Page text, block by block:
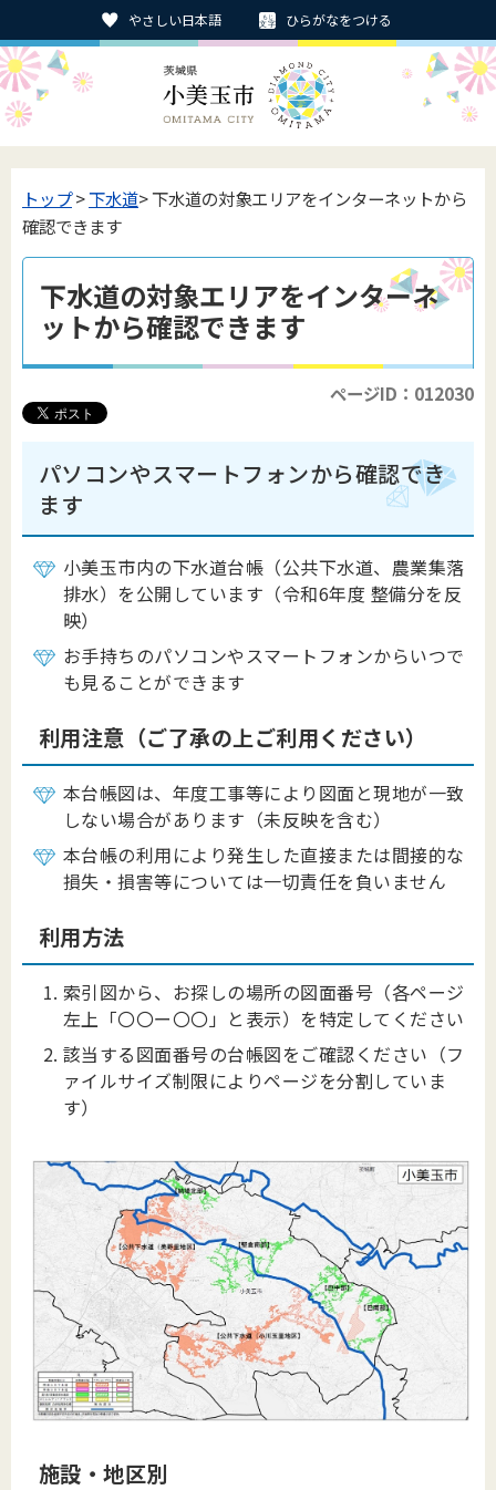
やさしい日本語 ひらがなをつける
トップ>下水道> 下水道の対象エリアをインターネットから
確認できます
下水道の対象エリアをインターネ
ットから確認できます
ページID：012030
パソコンやスマートフォンから確認でき
ます
小美玉市内の下水道台帳（公共下水道、農業集落
排水）を公開しています（令和6年度 整備分を反
映）
お手持ちのパソコンやスマートフォンからいつで
も見ることができます
利用注意（ご了承の上ご利用ください）
本台帳図は、年度工事等により図面と現地が一致
しない場合があります（未反映を含む）
本台帳の利用により発生した直接または間接的な
損失・損害等については一切責任を負いません
利用方法
索引図から、お探しの場所の図面番号（各ページ
左上「〇〇ー〇〇」と表示）を特定してください
該当する図面番号の台帳図をご確認ください（フ
ァイルサイズ制限によりページを分割していま
す）
施設・地区別